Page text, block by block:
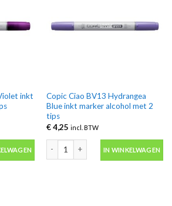
inkt
Copic Ciao BV13 Hydrangea
Blue inkt marker alcohol met 2
tips
€4,25 incl. BTW
IN WINKELWAGEN